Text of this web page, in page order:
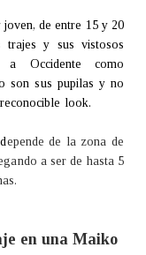
de entre 15 y 20
trajes y sus vistosos
Occidente como
son sus pupilas y no
look.
epende de la zona de
a ser de hasta 5
en una Maiko